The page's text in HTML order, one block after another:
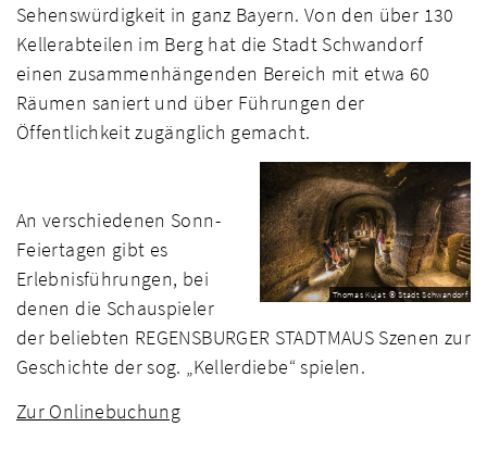
Sehenswürdigkeit in ganz Bayern. Von den über 130
Kellerabteilen im Berg hat die Stadt Schwandorf
einen zusammenhängenden Bereich mit etwa 60
Räumen saniert und über Führungen der
Öffentlichkeit zugänglich gemacht.
Thomas Kujat © Stadt Schwandorf
An verschiedenen Sonn-
Feiertagen gibt es
Erlebnisführungen, bei
denen die Schauspieler
der beliebten REGENSBURGER STADTMAUS Szenen zur
Geschichte der sog. „Kellerdiebe“ spielen.
Zur Onlinebuchung